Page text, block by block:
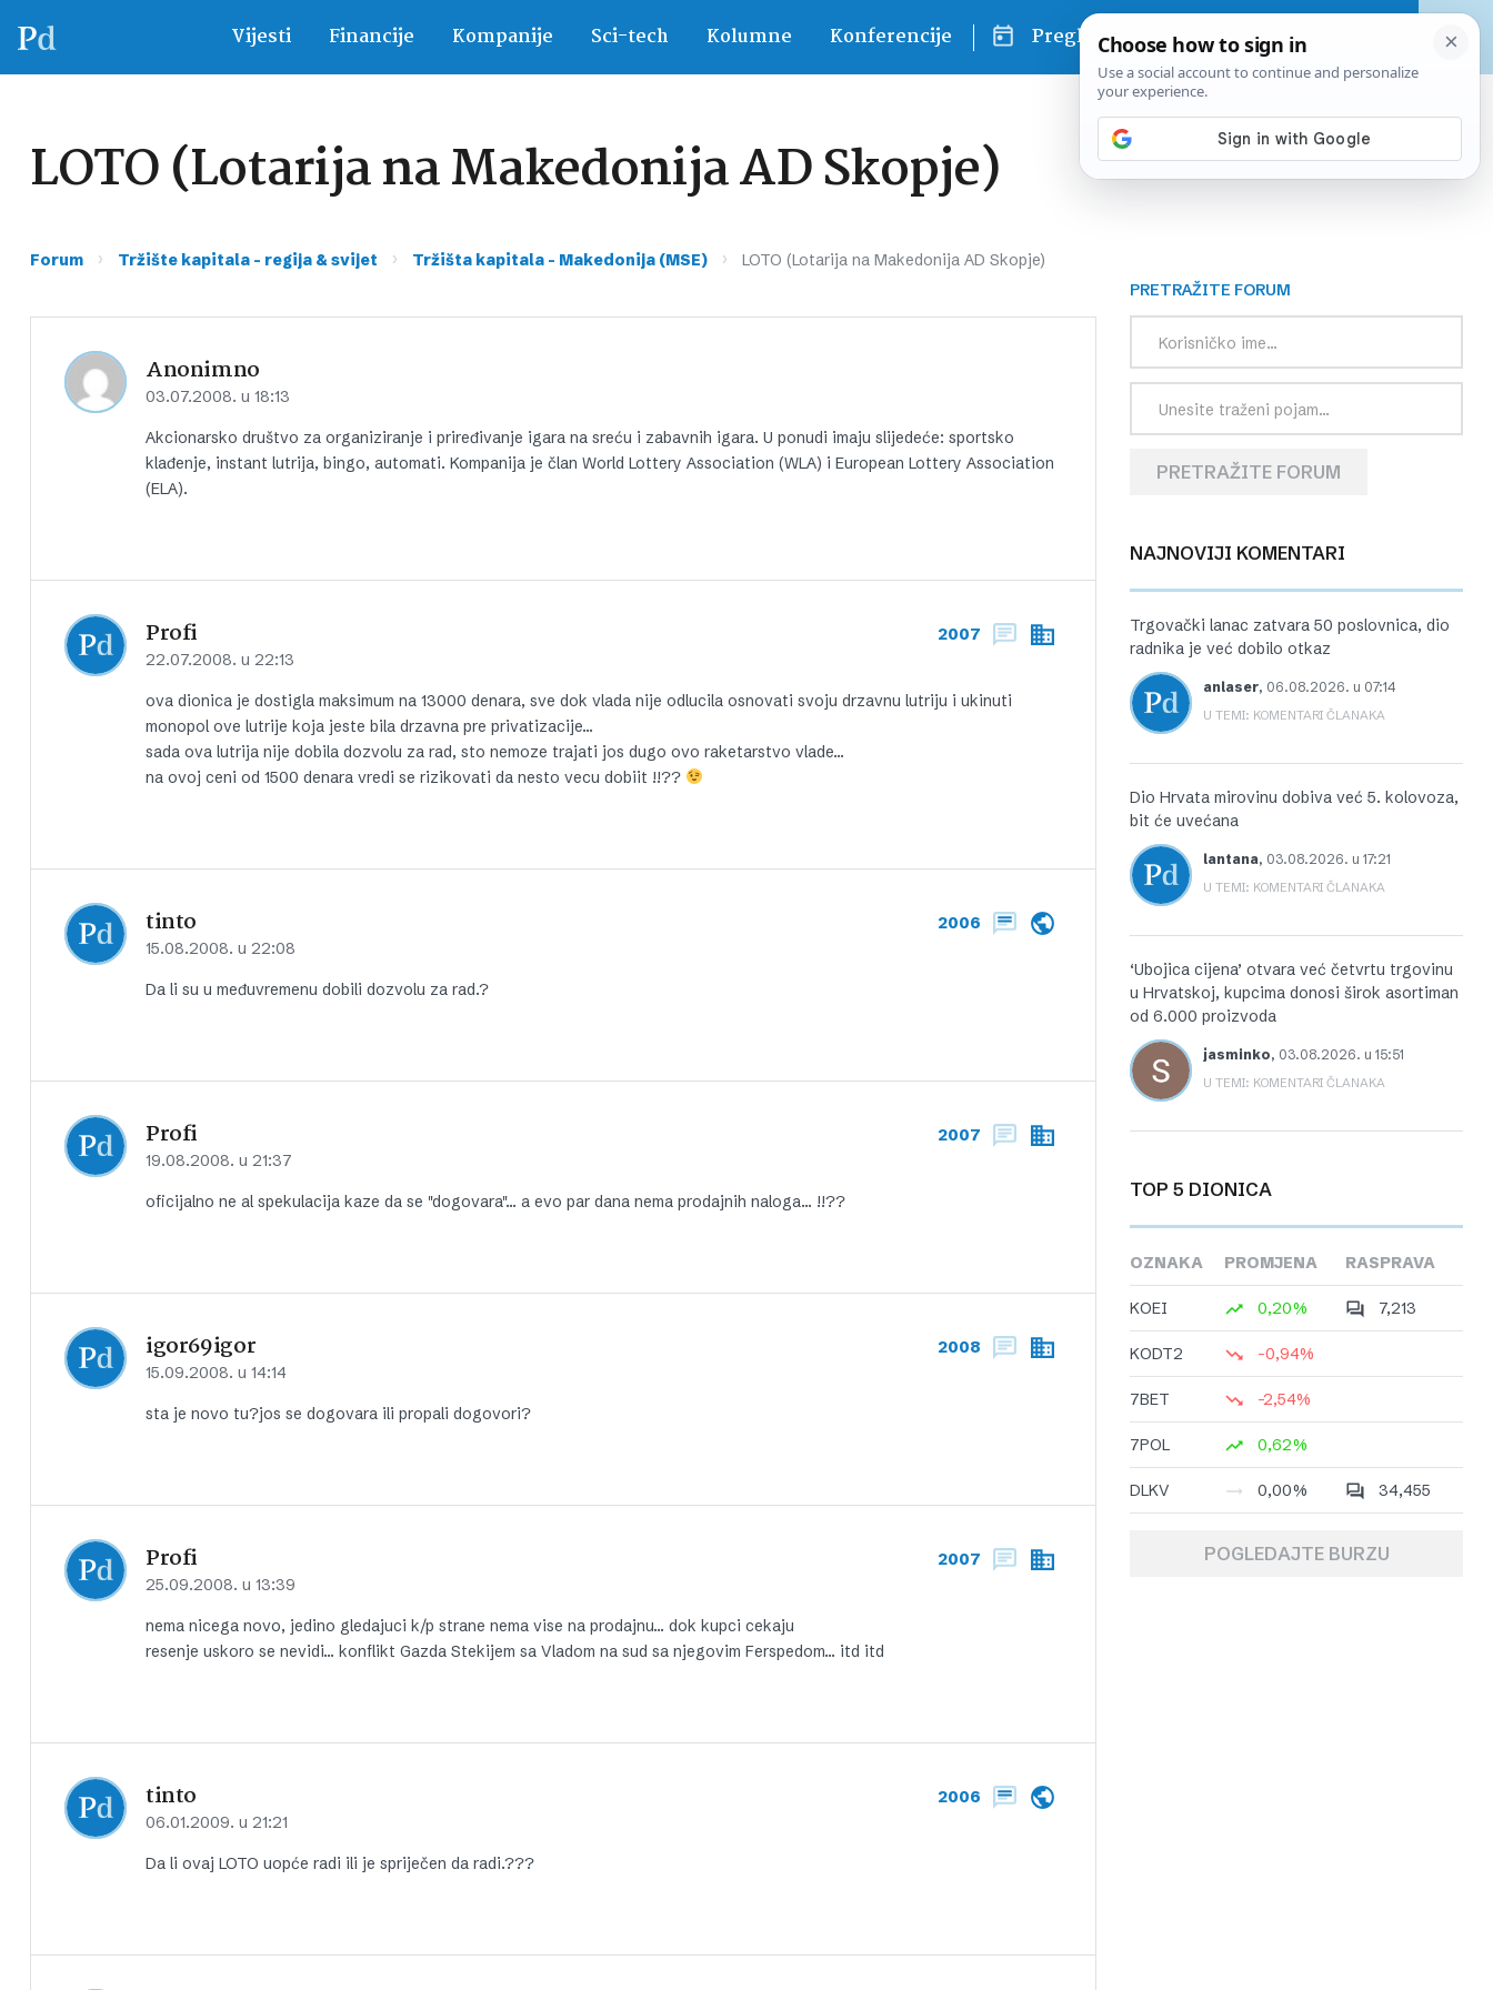
Vijesti Financije Kompanije Sci-tech Kolumne Konferencije Pregled dana
LOTO (Lotarija na Makedonija AD Skopje)
Forum › Tržište kapitala – regija & svijet › Tržišta kapitala – Makedonija (MSE) › LOTO (Lotarija na Makedonija AD Skopje)
Anonimno
03.07.2008. u 18:13
Akcionarsko društvo za organiziranje i priređivanje igara na sreću i zabavnih igara. U ponudi imaju slijedeće: sportsko
klađenje, instant lutrija, bingo, automati. Kompanija je član World Lottery Association (WLA) i European Lottery Association
(ELA).
Profi
22.07.2008. u 22:13
2007
ova dionica je dostigla maksimum na 13000 denara, sve dok vlada nije odlucila osnovati svoju drzavnu lutriju i ukinuti
monopol ove lutrije koja jeste bila drzavna pre privatizacije…
sada ova lutrija nije dobila dozvolu za rad, sto nemoze trajati jos dugo ovo raketarstvo vlade…
na ovoj ceni od 1500 denara vredi se rizikovati da nesto vecu dobiit !!??
tinto
15.08.2008. u 22:08
2006
Da li su u međuvremenu dobili dozvolu za rad.?
Profi
19.08.2008. u 21:37
2007
oficijalno ne al spekulacija kaze da se "dogovara"… a evo par dana nema prodajnih naloga… !!??
igor69igor
15.09.2008. u 14:14
2008
sta je novo tu?jos se dogovara ili propali dogovori?
Profi
25.09.2008. u 13:39
2007
nema nicega novo, jedino gledajuci k/p strane nema vise na prodajnu… dok kupci cekaju
resenje uskoro se nevidi… konflikt Gazda Stekijem sa Vladom na sud sa njegovim Ferspedom… itd itd
tinto
06.01.2009. u 21:21
2006
Da li ovaj LOTO uopće radi ili je spriječen da radi.???
PRETRAŽITE FORUM
PRETRAŽITE FORUM
NAJNOVIJI KOMENTARI
Trgovački lanac zatvara 50 poslovnica, dio
radnika je već dobilo otkaz
anlaser, 06.08.2026. u 07:14
U TEMI: KOMENTARI ČLANAKA
Dio Hrvata mirovinu dobiva već 5. kolovoza,
bit će uvećana
lantana, 03.08.2026. u 17:21
U TEMI: KOMENTARI ČLANAKA
‘Ubojica cijena’ otvara već četvrtu trgovinu
u Hrvatskoj, kupcima donosi širok asortiman
od 6.000 proizvoda
jasminko, 03.08.2026. u 15:51
U TEMI: KOMENTARI ČLANAKA
TOP 5 DIONICA
OZNAKA PROMJENA RASPRAVA
KOEI 0,20% 7,213
KODT2 -0,94%
7BET -2,54%
7POL 0,62%
DLKV 0,00% 34,455
POGLEDAJTE BURZU